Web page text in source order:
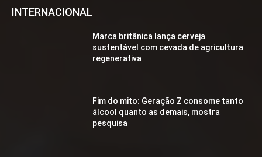
INTERNACIONAL
Marca britânica lança cerveja
sustentável com cevada de agricultura
regenerativa
Fim do mito: Geração Z consome tanto
álcool quanto as demais, mostra
pesquisa